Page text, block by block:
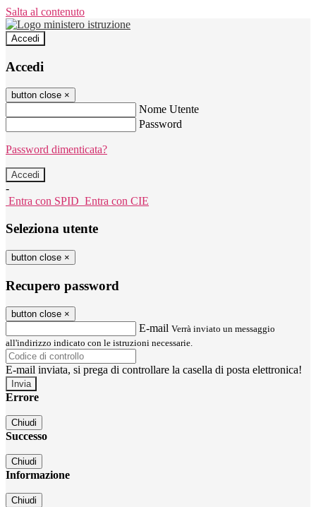
Salta al contenuto
Accedi
Accedi
button close ×
Nome Utente
Password
Password dimenticata?
-
Entra con SPID Entra con CIE
Seleziona utente
button close ×
Recupero password
button close ×
E-mail Verrà inviato un messaggio
all'indirizzo indicato con le istruzioni necessarie.
E-mail inviata, si prega di controllare la casella di posta elettronica!
Errore
Chiudi
Successo
Chiudi
Informazione
Chiudi